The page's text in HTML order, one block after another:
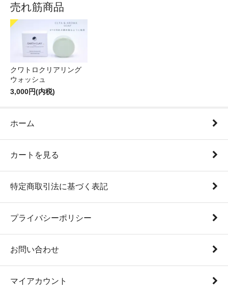
売れ筋商品
クワトロクリアリング
ウォッシュ
3,000円(内税)
ホーム
カートを見る
特定商取引法に基づく表記
プライバシーポリシー
お問い合わせ
マイアカウント